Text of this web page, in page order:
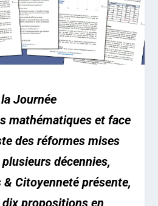
Journée
mathématiques et face
des réformes mises
décennies,
Citoyenneté présente,
propositions en